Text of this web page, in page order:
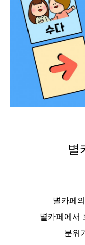
별
별카페
별카페에서
분위